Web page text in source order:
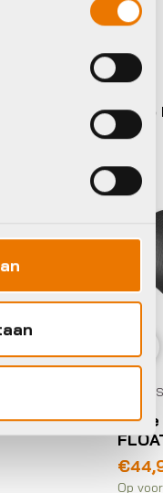
Selle
Zadels
Selle
€
Op